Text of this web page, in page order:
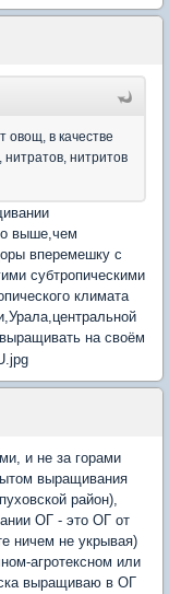
овощ, в качестве
нитратов, нитритов
выше,чем
вперемешку с
субтропическими
климата
на своём
и не за горами
выращивания
район),
ОГ - это ОГ от
ничем не укрывая)
агротексном или
выращиваю в ОГ